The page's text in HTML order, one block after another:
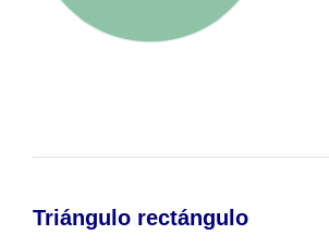
Triángulo rectángulo